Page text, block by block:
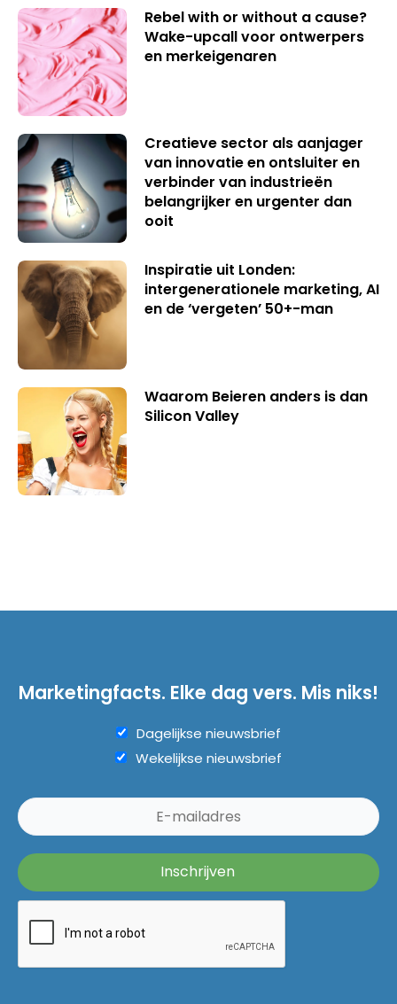
Rebel with or without a cause?
Wake-upcall voor ontwerpers
en merkeigenaren
Creatieve sector als aanjager
van innovatie en ontsluiter en
verbinder van industrieën
belangrijker en urgenter dan
ooit
Inspiratie uit Londen:
intergenerationele marketing, AI
en de ‘vergeten’ 50+-man
Waarom Beieren anders is dan
Silicon Valley
Marketingfacts. Elke dag vers. Mis niks!
Dagelijkse nieuwsbrief
Wekelijkse nieuwsbrief